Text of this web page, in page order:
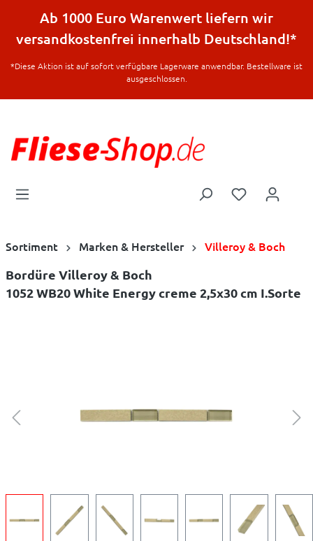
springen
Ab 1000 Euro Warenwert liefern wir
versandkostenfrei innerhalb Deutschland!*
*Diese Aktion ist auf sofort verfügbare Lagerware anwendbar. Bestellware ist
ausgeschlossen.
Sortiment Marken & Hersteller Villeroy & Boch
Bordüre Villeroy & Boch
1052 WB20 White Energy creme 2,5x30 cm I.Sorte